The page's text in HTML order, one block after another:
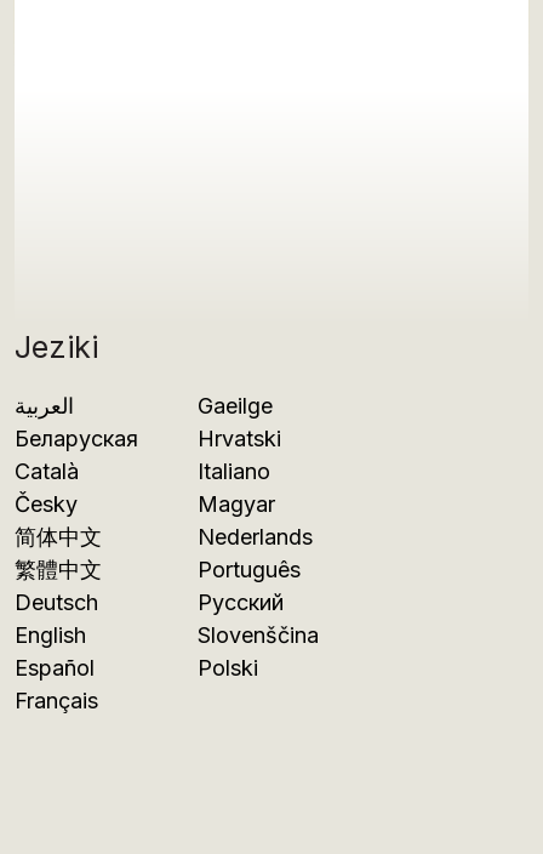
Jeziki
العربية
Беларуская
Català
Česky
简体中文
繁體中文
Deutsch
English
Español
Français
Gaeilge
Hrvatski
Italiano
Magyar
Nederlands
Português
Русский
Slovenščina
Polski